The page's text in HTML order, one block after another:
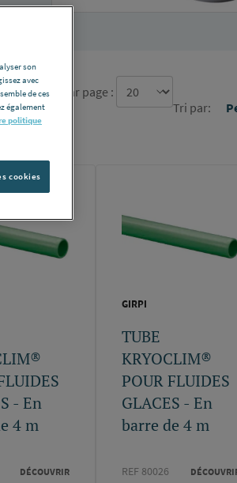
d'élément par page :
Tri par:
- En
4 m
DÉCOUVRIR
GIRPI
TUBE
KRYOCLIM®
POUR FLUIDES
GLACES - En
barre de 4 m
REF 80026
son
avec
de ces
également
politique
cookies